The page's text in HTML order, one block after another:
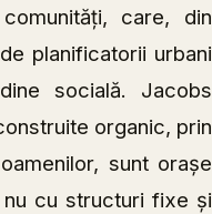
care, din
planificatorii urbani
socială. Jacobs
organic, prin
sunt orașe
cu structuri fixe și